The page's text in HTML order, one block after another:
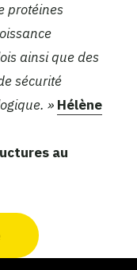
protéines
ainsi que des
sécurité
» Hélène
au